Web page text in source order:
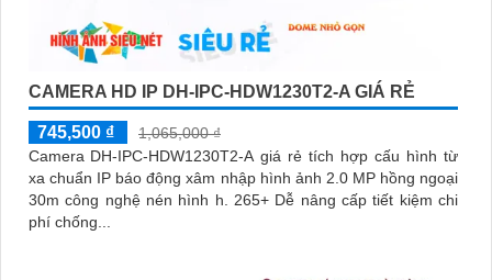
CAMERA HD IP DH-IPC-HDW1230T2-A GIÁ RẺ
745,500 ₫
1,065,000 ₫
Camera DH-IPC-HDW1230T2-A giá rẻ tích hợp cấu hình từ
xa chuẩn IP báo động xâm nhập hình ảnh 2.0 MP hồng ngoại
30m công nghệ nén hình h. 265+ Dễ nâng cấp tiết kiệm chi
phí chống...